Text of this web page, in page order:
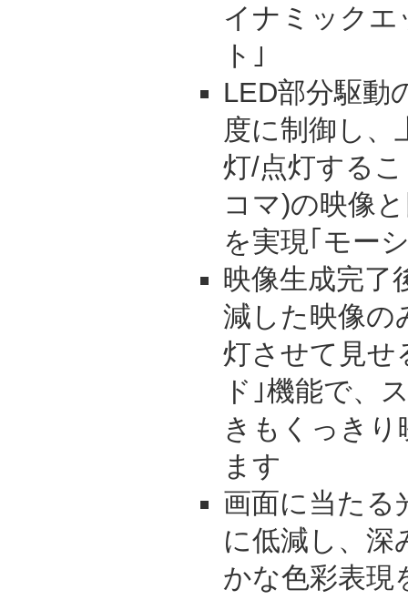
イナミック
ト｣
LED部分駆動
度に制御し、
灯/点灯する
コマ)の映像
を実現｢モー
映像生成完了
減した映像の
灯させて見せ
ド｣機能で、
きもくっき
ます
画面に当たる
に低減し、深
かな色彩表現